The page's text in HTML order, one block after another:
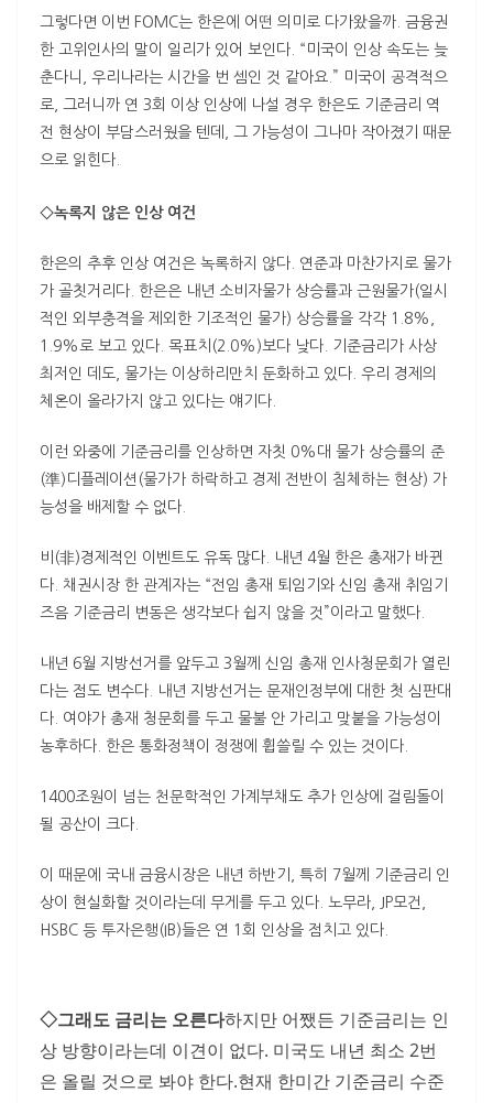
그렇다면 이번 FOMC는 한은에 어떤 의미로 다가왔을까. 금융권
한 고위인사의 말이 일리가 있어 보인다. “미국이 인상 속도는 늦
춘다니, 우리나라는 시간을 번 셈인 것 같아요.” 미국이 공격적으
로, 그러니까 연 3회 이상 인상에 나설 경우 한은도 기준금리 역
전 현상이 부담스러웠을 텐데, 그 가능성이 그나마 작아졌기 때문
으로 읽힌다.
◇녹록지 않은 인상 여건
한은의 추후 인상 여건은 녹록하지 않다. 연준과 마찬가지로 물가
가 골칫거리다. 한은은 내년 소비자물가 상승률과 근원물가(일시
적인 외부충격을 제외한 기조적인 물가) 상승률을 각각 1.8%,
1.9%로 보고 있다. 목표치(2.0%)보다 낮다. 기준금리가 사상
최저인 데도, 물가는 이상하리만치 둔화하고 있다. 우리 경제의
체온이 올라가지 않고 있다는 얘기다.
이런 와중에 기준금리를 인상하면 자칫 0%대 물가 상승률의 준
(準)디플레이션(물가가 하락하고 경제 전반이 침체하는 현상) 가
능성을 배제할 수 없다.
비(非)경제적인 이벤트도 유독 많다. 내년 4월 한은 총재가 바뀐
다. 채권시장 한 관계자는 “전임 총재 퇴임기와 신임 총재 취임기
즈음 기준금리 변동은 생각보다 쉽지 않을 것”이라고 말했다.
내년 6월 지방선거를 앞두고 3월께 신임 총재 인사청문회가 열린
다는 점도 변수다. 내년 지방선거는 문재인정부에 대한 첫 심판대
다. 여야가 총재 청문회를 두고 물불 안 가리고 맞붙을 가능성이
농후하다. 한은 통화정책이 정쟁에 휩쓸릴 수 있는 것이다.
1400조원이 넘는 천문학적인 가계부채도 추가 인상에 걸림돌이
될 공산이 크다.
이 때문에 국내 금융시장은 내년 하반기, 특히 7월께 기준금리 인
상이 현실화할 것이라는데 무게를 두고 있다. 노무라, JP모건,
HSBC 등 투자은행(IB)들은 연 1회 인상을 점치고 있다.
◇그래도 금리는 오른다하지만 어쨌든 기준금리는 인
상 방향이라는데 이견이 없다. 미국도 내년 최소 2번
은 올릴 것으로 봐야 한다.현재 한미간 기준금리 수준